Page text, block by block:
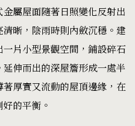
屬屋面隨著日照變化反射出
晰，陰雨時則內斂沉穩。建
片小型景觀空間，鋪設碎石
伸而出的深屋簷形成一處半
厚實又流動的屋頂邊緣，在
的平衡。